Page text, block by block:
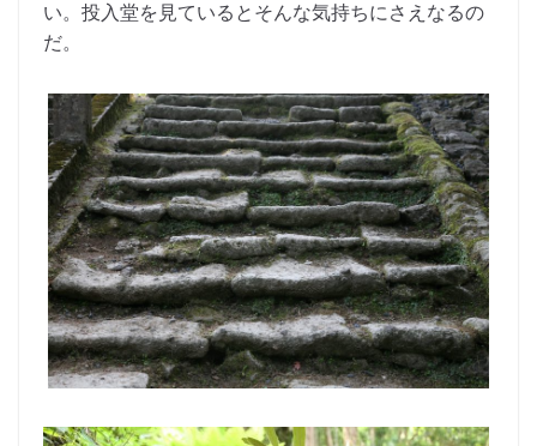
い。投入堂を見ているとそんな気持ちにさえなるの
だ。